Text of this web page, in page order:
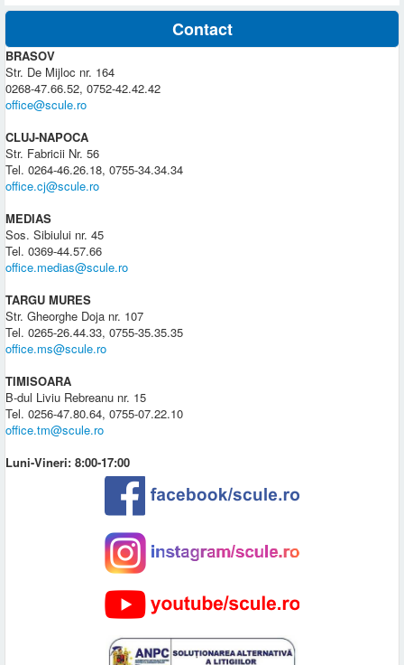
Contact
BRASOV
Str. De Mijloc nr. 164
0268-47.66.52, 0752-42.42.42
office@scule.ro
CLUJ-NAPOCA
Str. Fabricii Nr. 56
Tel. 0264-46.26.18, 0755-34.34.34
office.cj@scule.ro
MEDIAS
Sos. Sibiului nr. 45
Tel. 0369-44.57.66
office.medias@scule.ro
TARGU MURES
Str. Gheorghe Doja nr. 107
Tel. 0265-26.44.33, 0755-35.35.35
office.ms@scule.ro
TIMISOARA
B-dul Liviu Rebreanu nr. 15
Tel. 0256-47.80.64, 0755-07.22.10
office.tm@scule.ro
Luni-Vineri: 8:00-17:00